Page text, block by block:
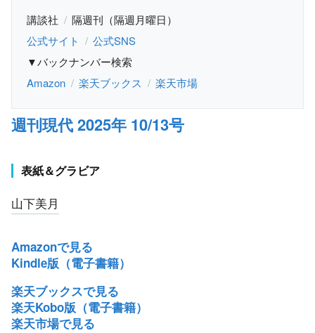
講談社
隔週刊（隔週月曜日）
公式サイト
公式SNS
▼バックナンバー検索
Amazon
楽天ブックス 楽天市場
週刊現代 2025年 10/13号
表紙＆グラビア
山下美月
Amazonで見る
Kindle版（電子書籍）
楽天ブックスで見る
楽天Kobo版（電子書籍）
楽天市場で見る